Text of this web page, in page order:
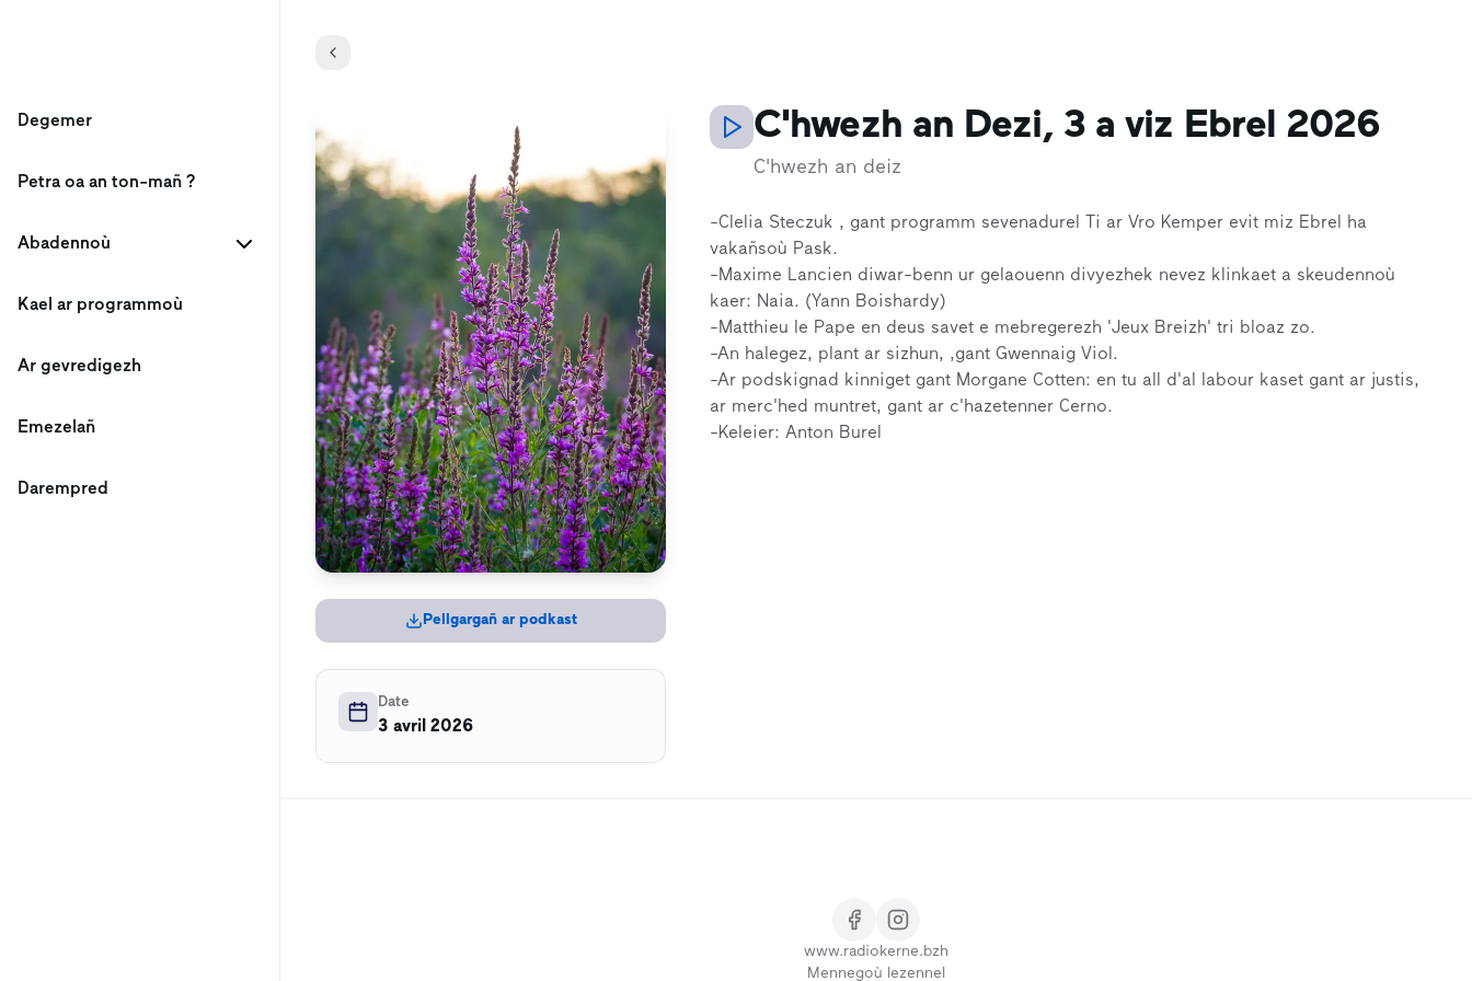
Degemer
Petra oa an ton-mañ ?
Abadennoù
Kael ar programmoù
Ar gevredigezh
Emezelañ
Darempred
Pellgargañ ar podkast
Date
3 avril 2026
C'hwezh an Dezi, 3 a viz Ebrel 2026
C'hwezh an deiz
-Clelia Steczuk , gant programm sevenadurel Ti ar Vro Kemper evit miz Ebrel ha
vakañsoù Pask.
-Maxime Lancien diwar-benn ur gelaouenn divyezhek nevez klinkaet a skeudennoù
kaer: Naia. (Yann Boishardy)
-Matthieu le Pape en deus savet e mebregerezh 'Jeux Breizh' tri bloaz zo.
-An halegez, plant ar sizhun, ,gant Gwennaig Viol.
-Ar podskignad kinniget gant Morgane Cotten: en tu all d'al labour kaset gant ar justis,
ar merc'hed muntret, gant ar c'hazetenner Cerno.
-Keleier: Anton Burel
www.radiokerne.bzh
Mennegoù lezennel